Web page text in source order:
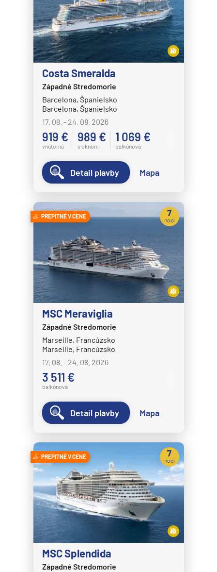
Costa Smeralda
Západné Stredomorie
Barcelona, Španielsko
Barcelona, Španielsko
17. 08. - 24. 08. 2026
919 €
vnútorná
989 €
s oknom
1 069 €
balkónová
Detail plavby Mapa
PREPITNÉ V CENE
MSC Meraviglia
Západné Stredomorie
Marseille, Francúzsko
Marseille, Francúzsko
17. 08. - 24. 08. 2026
3 511 €
balkónová
7
nocí
Detail plavby Mapa
PREPITNÉ V CENE
MSC Splendida
Západné Stredomorie
7
nocí